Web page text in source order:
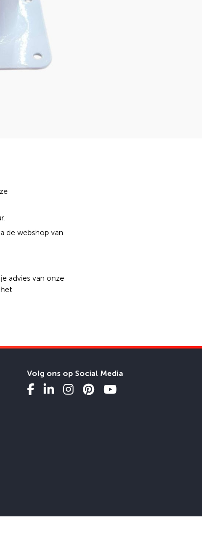
de webshop van
advies van onze
Volg ons op Social Media